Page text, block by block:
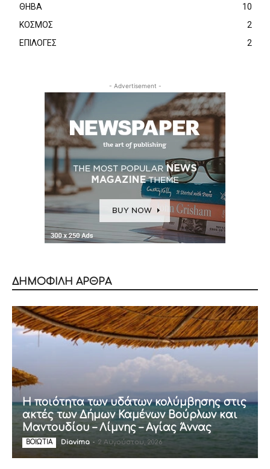
ΘΗΒΑ
10
ΚΟΣΜΟΣ
2
ΕΠΙΛΟΓΕΣ
2
- Advertisement -
ΔΗΜΟΦΙΛΗ ΑΡΘΡΑ
Η ποιότητα των υδάτων κολύμβησης στις
ακτές των Δήμων Καμένων Βούρλων και
Μαντουδίου – Λίμνης – Αγίας Άννας
ΒΟΙΩΤΙΑ Diavima - 2 Αυγούστου, 2026